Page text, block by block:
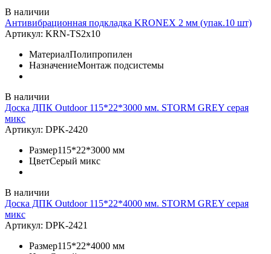
В наличии
Антивибрационная подкладка KRONEX 2 мм (упак.10 шт)
Артикул: KRN-TS2x10
МатериалПолипропилен
НазначениеМонтаж подсистемы
В наличии
Доска ДПК Outdoor 115*22*3000 мм. STORM GREY серая
микс
Артикул: DPK-2420
Размер115*22*3000 мм
ЦветСерый микс
В наличии
Доска ДПК Outdoor 115*22*4000 мм. STORM GREY серая
микс
Артикул: DPK-2421
Размер115*22*4000 мм